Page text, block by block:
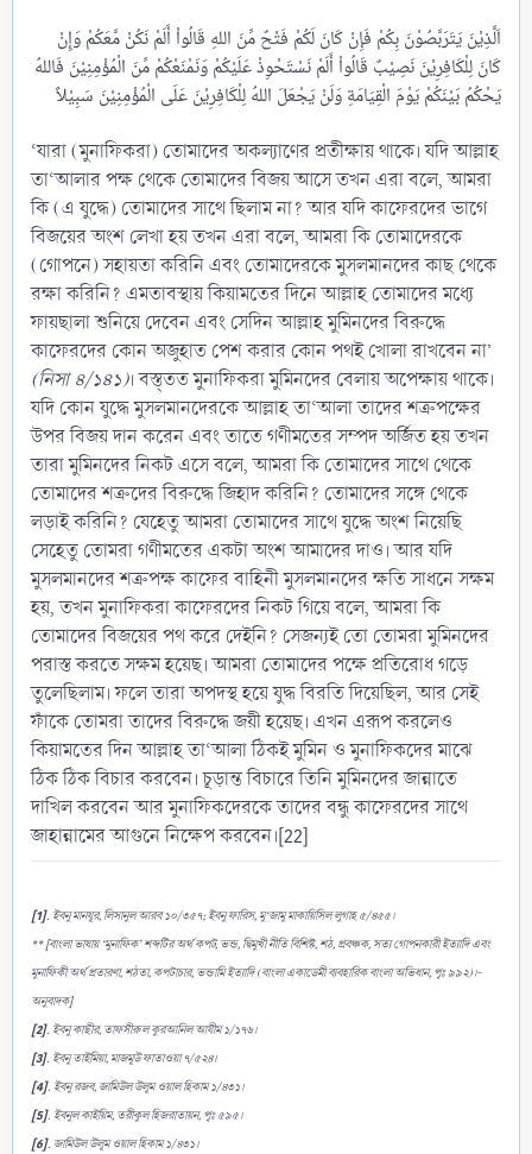
اَلَّذِيْنَ يَتَرَبَّصُوْنَ بِكُمْ فَإِنْ كَانَ لَكُمْ فَتْحٌ مِّنَ اللهِ قَالُواْ أَلَمْ نَكُنْ مَّعَكُمْ وَإِنْ
كَانَ لِلْكَافِرِيْنَ نَصِيْبٌ قَالُواْ أَلَمْ نَسْتَحْوِذْ عَلَيْكُمْ وَنَمْنَعْكُمْ مِّنَ الْمُؤْمِنِيْنَ فَاللهُ
‘যারা (মুনাফিকরা) তোমাদের অকল্যাণের প্রতীক্ষায় থাকে। যদি আল্লাহ
তা‘আলার পক্ষ থেকে তোমাদের বিজয় আসে তখন এরা বলে, আমরা
কি (এ যুদ্ধে) তোমাদের সাথে ছিলাম না? আর যদি কাফেরদের ভাগে
বিজয়ের অংশ লেখা হয় তখন এরা বলে, আমরা কি তোমাদেরকে
(গোপনে) সহায়তা করিনি এবং তোমাদেরকে মুসলমানদের কাছ থেকে
রক্ষা করিনি? এমতাবস্থায় কিয়ামতের দিনে আল্লাহ তোমাদের মধ্যে
ফায়ছালা শুনিয়ে দেবেন এবং সেদিন আল্লাহ মুমিনদের বিরুদ্ধে
কাফেরদের কোন অজুহাত পেশ করার কোন পথই খোলা রাখবেন না’
(নিসা ৪/১৪১)। বস্ত্তত মুনাফিকরা মুমিনদের বেলায় অপেক্ষায় থাকে।
যদি কোন যুদ্ধে মুসলমানদেরকে আল্লাহ তা‘আলা তাদের শত্রুপক্ষের
উপর বিজয় দান করেন এবং তাতে গণীমতের সম্পদ অর্জিত হয় তখন
তারা মুমিনদের নিকট এসে বলে, আমরা কি তোমাদের সাথে থেকে
তোমাদের শত্রুদের বিরুদ্ধে জিহাদ করিনি? তোমাদের সঙ্গে থেকে
লড়াই করিনি? যেহেতু আমরা তোমাদের সাথে যুদ্ধে অংশ নিয়েছি
সেহেতু তোমরা গণীমতের একটা অংশ আমাদের দাও। আর যদি
মুসলমানদের শত্রুপক্ষ কাফের বাহিনী মুসলমানদের ক্ষতি সাধনে সক্ষম
হয়, তখন মুনাফিকরা কাফেরদের নিকট গিয়ে বলে, আমরা কি
তোমাদের বিজয়ের পথ করে দেইনি? সেজন্যই তো তোমরা মুমিনদের
পরাস্ত করতে সক্ষম হয়েছ। আমরা তোমাদের পক্ষে প্রতিরোধ গড়ে
তুলেছিলাম। ফলে তারা অপদস্থ হয়ে যুদ্ধ বিরতি দিয়েছিল, আর সেই
ফাঁকে তোমরা তাদের বিরুদ্ধে জয়ী হয়েছ। এখন এরূপ করলেও
কিয়ামতের দিন আল্লাহ তা‘আলা ঠিকই মুমিন ও মুনাফিকদের মাঝে
ঠিক ঠিক বিচার করবেন। চূড়ান্ত বিচারে তিনি মুমিনদের জান্নাতে
দাখিল করবেন আর মুনাফিকদেরকে তাদের বন্ধু কাফেরদের সাথে
জাহান্নামের আগুনে নিক্ষেপ করবেন।[22]
[1]. ইবনু মানযূর, লিসানুল আরব ১০/৩৫৭; ইবনু ফারিস, মু‘জামু মাকায়িসিল লুগাহ ৫/৪৫৫।
** [বাংলা ভাষায় ‘মুনাফিক’ শব্দটির অর্থ কপট, ভন্ড, দ্বিমুখী নীতি বিশিষ্ট, শঠ, প্রবঞ্চক, সত্য গোপনকারী ইত্যাদি এবং
মুনাফিকী অর্থ প্রতারণা, শঠতা, কপটাচার, ভন্ডামি ইত্যাদি (বাংলা একাডেমী ব্যবহারিক বাংলা অভিধান, পৃঃ ৯৯২)।-
অনুবাদক]
[2]. ইবনু কাছীর, তাফসীরুল কুরআনিল আযীম ১/১৭৬।
[3]. ইবনু তাইমিয়া, মাজমূউ ফাতাওয়া ৭/৫২৪।
[4]. ইবনু রজব, জামিউল উলূম ওয়াল হিকাম ১/৪৩১।
[5]. ইবনুল কাইয়িম, তরীকুল হিজরাতায়ন, পৃঃ ৫৯৫।
[6]. জামিউল উলূম ওয়াল হিকাম ১/৪৩১।